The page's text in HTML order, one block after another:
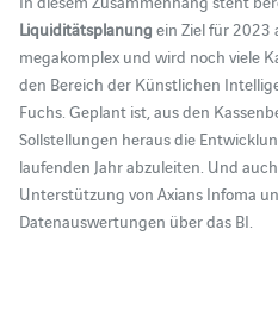
Liquiditätsplanung ein Ziel für 2023
megakomplex und wird noch viele
den Bereich der Künstlichen
Fuchs. Geplant ist, aus den
Sollstellungen heraus die
laufenden Jahr abzuleiten. Und
Unterstützung von Axians Infoma
Datenauswertungen über das BI.